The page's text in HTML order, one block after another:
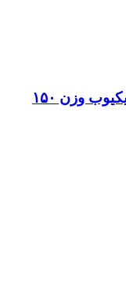
پد روشن کننده ویتامین سی مدیکیوب وزن ۱۵۰